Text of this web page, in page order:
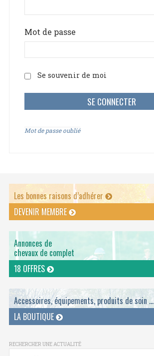
Mot de passe
Se souvenir de moi
Mot de passe oublié
Les bonnes raisons d’adhérer
DEVENIR MEMBRE
Annonces de
chevaux de complet
18 OFFRES
Accessoires, équipements, produits de soin ...
LA BOUTIQUE
RECHERCHER UNE ACTUALITÉ